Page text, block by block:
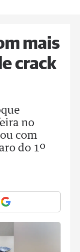
mais
crack
no
com
do 1º